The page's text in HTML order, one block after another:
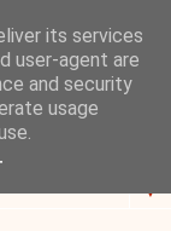
▼
its services
user-agent are
and security
usage